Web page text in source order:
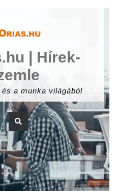
| Hírek-
a munka világából
Open